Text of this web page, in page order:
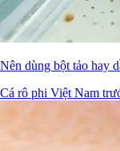
Nên dùng bột tảo hay
Cá rô phi Việt Nam